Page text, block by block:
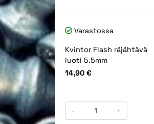
Varastossa
Kvintor Flash räjähtävä
luoti 5.5mm
Hinta
14,90 €
- +